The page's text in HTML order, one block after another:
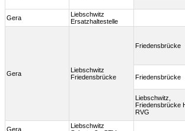
Gera
Liebschwitz
Ersatzhaltestelle
Gera
Liebschwitz
Friedensbrücke
Friedensbrücke
Friedensbrücke
Liebschwitz,
Friedensbrücke
RVG
Gera
Liebschwitz